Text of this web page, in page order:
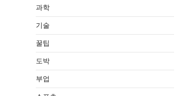
과학
기술
꿀팁
도박
부업